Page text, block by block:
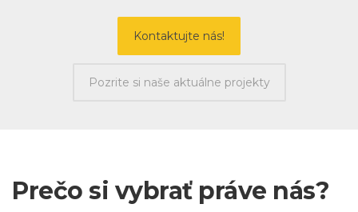
Kontaktujte nás!
Pozrite si naše aktuálne projekty
Prečo si vybrať práve nás?